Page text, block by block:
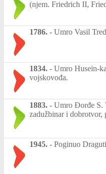
(njem. Friedrich II,
1786. - Umro Vasil
1834. - Umro Husein-
vojskovođa.
1883. - Umro Đorđe
zadužbinar i dobrotvor,
1945. - Poginuo